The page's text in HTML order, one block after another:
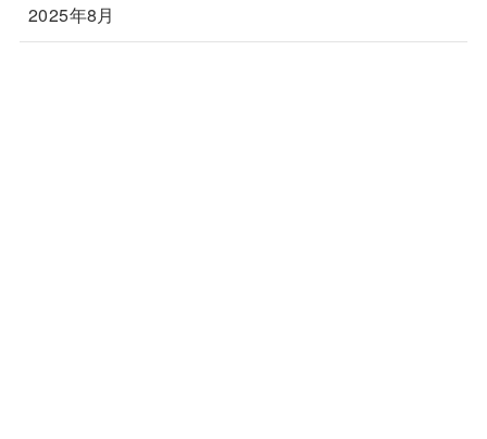
2025年8月